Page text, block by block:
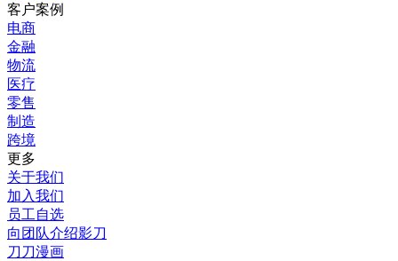
客户案例
电商
金融
物流
医疗
零售
制造
跨境
更多
关于我们
加入我们
员工自选
向团队介绍影刀
刀刀漫画